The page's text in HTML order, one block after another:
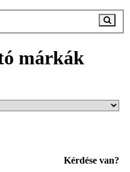
márkák
Kérdése van?